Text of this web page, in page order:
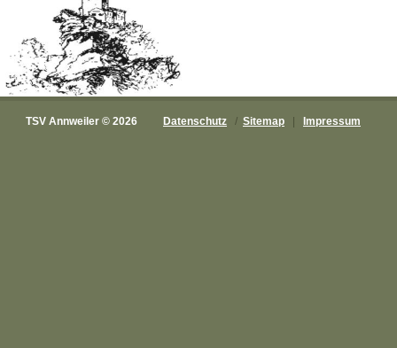
TSV Annweiler © 2026 Datenschutz / Sitemap Impressum